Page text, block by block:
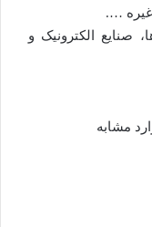
….
صنایع الکترونیک و
مشابه